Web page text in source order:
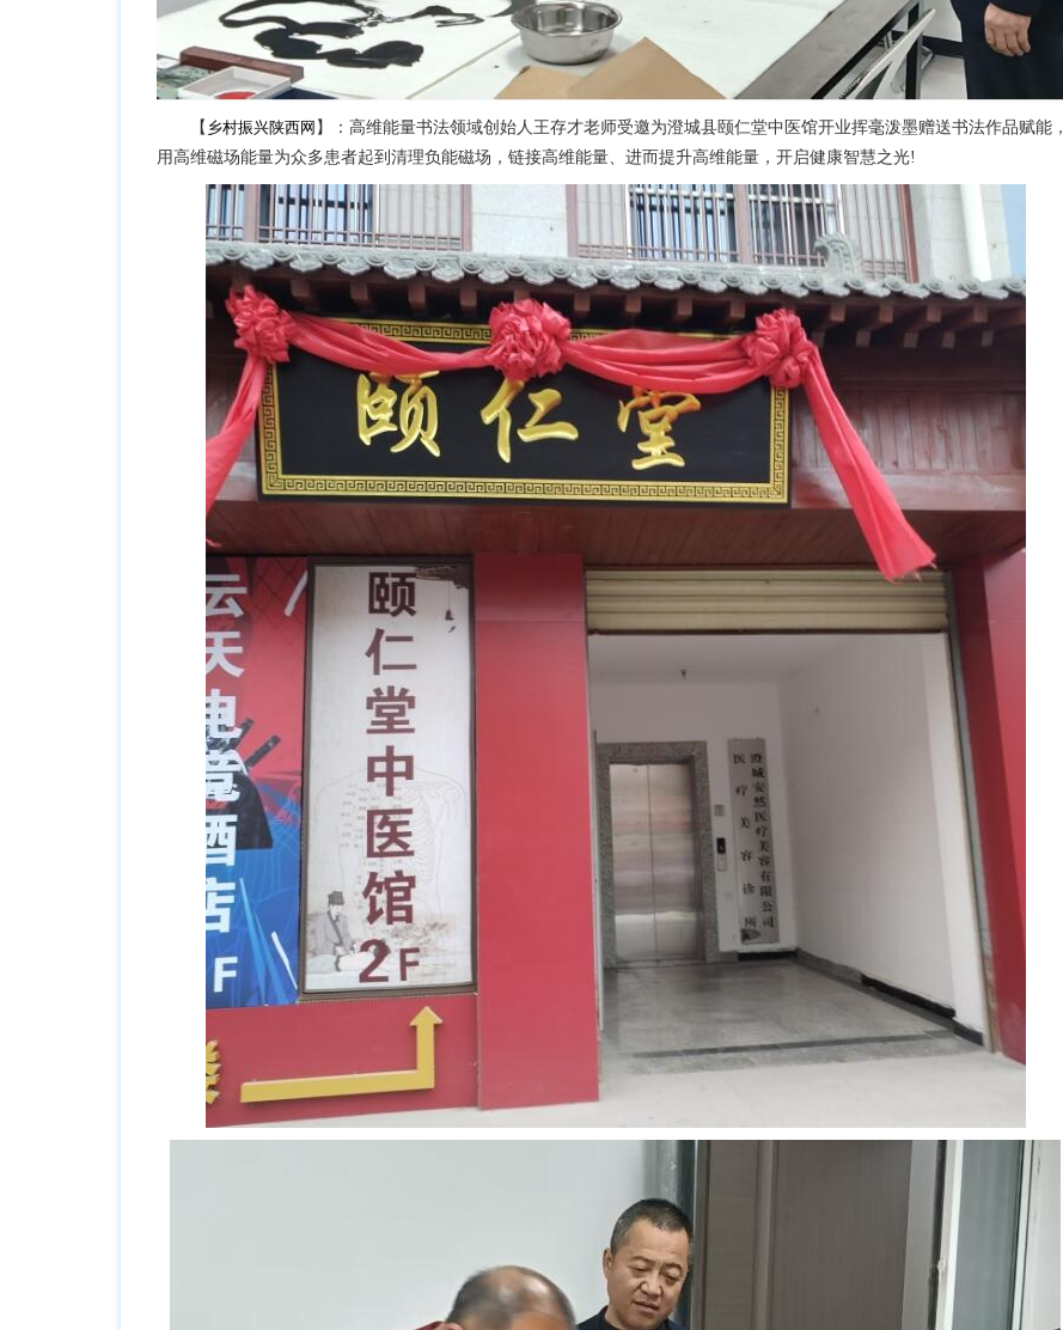
【 乡村振兴陕西网 】：高维能量书法领域创始人王存才老师受邀为澄城县颐仁堂中医馆开业挥毫泼墨赠送书法作品赋能，
用高维磁场能量为众多患者起到清理负能磁场，链接高维能量、进而提升高维能量，开启健康智慧之光!